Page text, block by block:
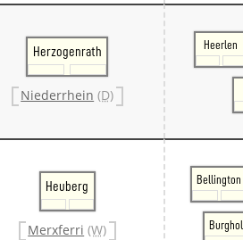
Herzogenrath
Niederrhein (D)
Heerlen
Heuberg
Merxferri (W)
Bellington